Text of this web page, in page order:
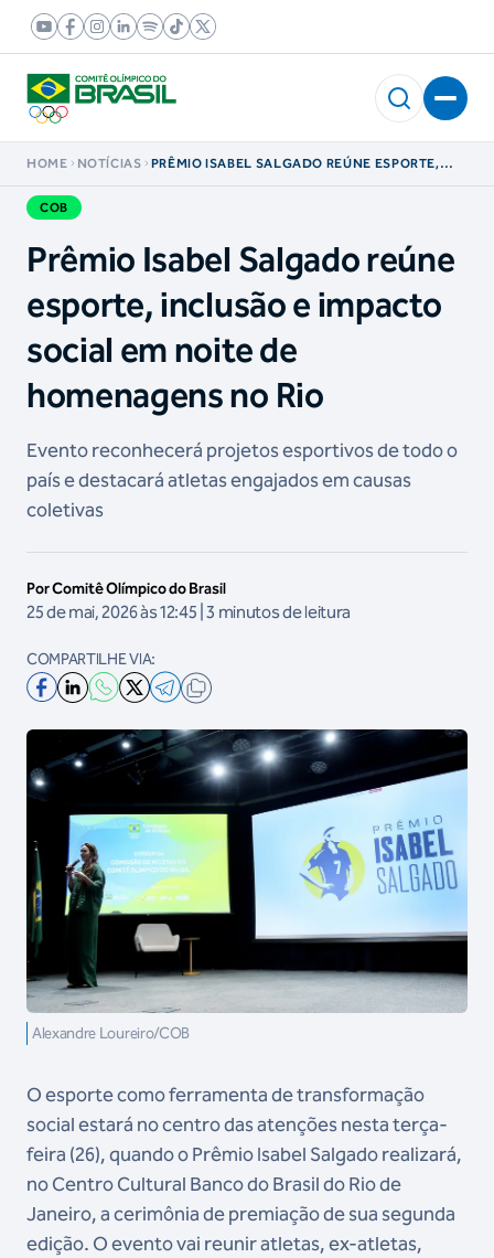
HOME NOTÍCIAS
PRÊMIO ISABEL SALGADO REÚNE ESPORTE,
COB
Prêmio Isabel Salgado reúne
esporte, inclusão e impacto
social em noite de
homenagens no Rio
Evento reconhecerá projetos esportivos de todo o
país e destacará atletas engajados em causas
coletivas
Por Comitê Olímpico do Brasil
25 de mai, 2026 às 12:45 | 3 minutos de leitura
COMPARTILHE VIA:
Alexandre Loureiro/COB
O esporte como ferramenta de transformação
social estará no centro das atenções nesta terça-
feira (26), quando o Prêmio Isabel Salgado realizará,
no Centro Cultural Banco do Brasil do Rio de
Janeiro, a cerimônia de premiação de sua segunda
edição. O evento vai reunir atletas, ex-atletas,